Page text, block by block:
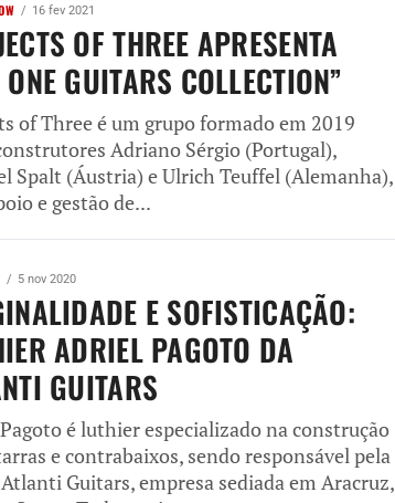
16 fev 2021
OF THREE APRESENTA
GUITARS COLLECTION”
of Three é um grupo formado em 2019
Adriano Sérgio (Portugal),
Spalt (Áustria) e Ulrich Teuffel (Alemanha),
e gestão de...
5 nov 2020
E SOFISTICAÇÃO:
ADRIEL PAGOTO DA
GUITARS
é luthier especializado na construção
e contrabaixos, sendo responsável pela
Guitars, empresa sediada em Aracruz,